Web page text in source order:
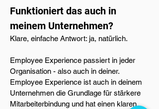
Funktioniert das auch in
meinem Unternehmen?
Klare, einfache Antwort: ja, natürlich.
Employee Experience passiert in jeder
Organisation - also auch in deiner.
Employee Experience ist auch in deinem
Unternehmen die Grundlage für stärkere
Mitarbeiterbindung und hat einen klaren